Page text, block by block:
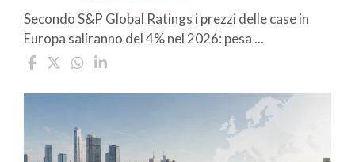
Secondo S&P Global Ratings i prezzi delle case in
Europa saliranno del 4% nel 2026: pesa ...